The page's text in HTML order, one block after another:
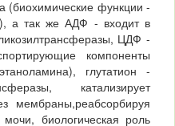
(биохимические функции -
а так же АДФ - входит в
ЦДФ -
компоненты
глутатион -
катализирует
мембраны,реабсорбируя
биологическая роль